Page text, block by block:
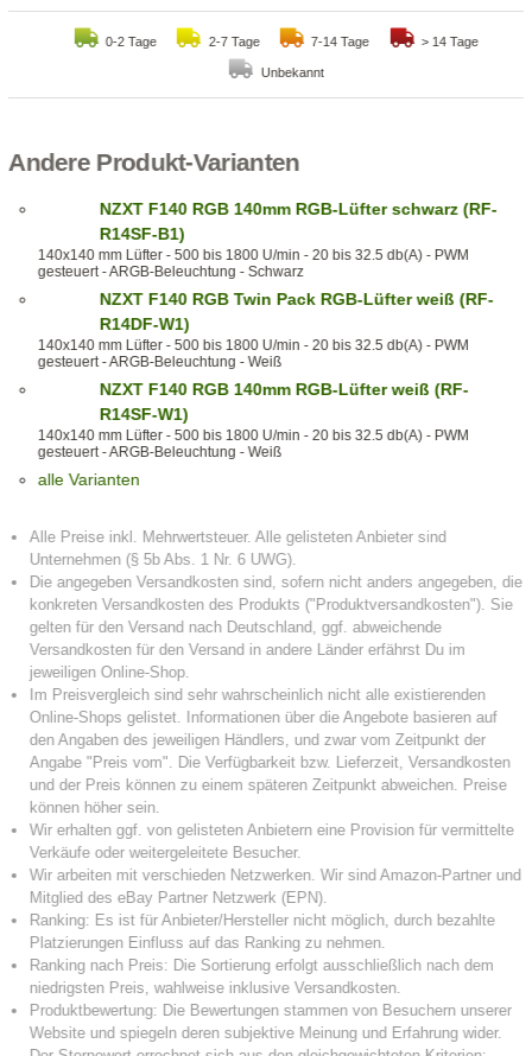
0-2 Tage 2-7 Tage 7-14 Tage > 14 Tage
Unbekannt
Andere Produkt-Varianten
NZXT F140 RGB 140mm RGB-Lüfter schwarz (RF-
R14SF-B1)
140x140 mm Lüfter - 500 bis 1800 U/min - 20 bis 32.5 db(A) - PWM
gesteuert - ARGB-Beleuchtung - Schwarz
NZXT F140 RGB Twin Pack RGB-Lüfter weiß (RF-
R14DF-W1)
140x140 mm Lüfter - 500 bis 1800 U/min - 20 bis 32.5 db(A) - PWM
gesteuert - ARGB-Beleuchtung - Weiß
NZXT F140 RGB 140mm RGB-Lüfter weiß (RF-
R14SF-W1)
140x140 mm Lüfter - 500 bis 1800 U/min - 20 bis 32.5 db(A) - PWM
gesteuert - ARGB-Beleuchtung - Weiß
alle Varianten